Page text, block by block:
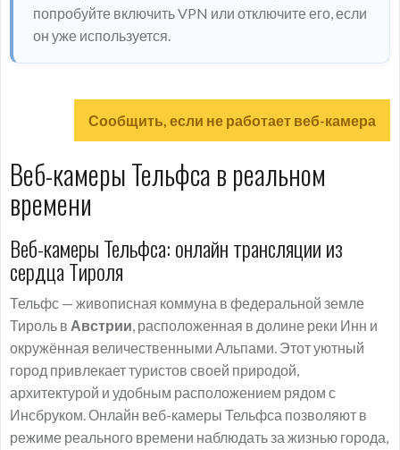
попробуйте включить VPN или отключите его, если
он уже используется.
Сообщить, если не работает веб-камера
Веб-камеры Тельфса в реальном
времени
Веб-камеры Тельфса: онлайн трансляции из
сердца Тироля
Тельфс — живописная коммуна в федеральной земле
Тироль в Австрии, расположенная в долине реки Инн и
окружённая величественными Альпами. Этот уютный
город привлекает туристов своей природой,
архитектурой и удобным расположением рядом с
Инсбруком. Онлайн веб-камеры Тельфса позволяют в
режиме реального времени наблюдать за жизнью города,